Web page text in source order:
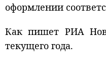
оформлении
Как пишет РИА
текущего года.